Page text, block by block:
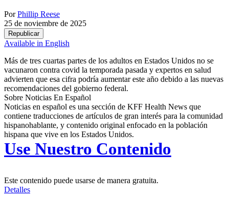
PorPhillip Reese
25 de noviembre de 2025
Republicar
Available in English
Más de tres cuartas partes de los adultos en Estados Unidos no se
vacunaron contra covid la temporada pasada y expertos en salud
advierten que esa cifra podría aumentar este año debido a las nuevas
recomendaciones del gobierno federal.
Sobre Noticias En Español
Noticias en español es una sección de KFF Health News que
contiene traducciones de artículos de gran interés para la comunidad
hispanohablante, y contenido original enfocado en la población
hispana que vive en los Estados Unidos.
Use Nuestro Contenido
Este contenido puede usarse de manera gratuita.
Detalles